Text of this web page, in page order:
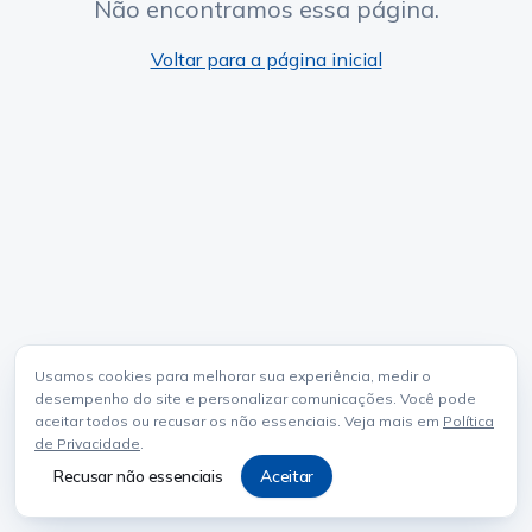
Usamos cookies para melhorar sua experiência, medir o
desempenho do site e personalizar comunicações. Você pode
aceitar todos ou recusar os não essenciais. Veja mais em Política
de Privacidade.
Recusar não essenciais Aceitar
Não encontramos essa página.
Voltar para a página inicial